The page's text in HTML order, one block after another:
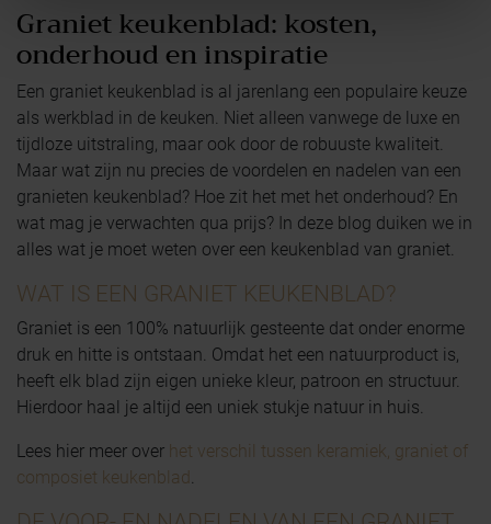
Graniet keukenblad: kosten,
onderhoud en inspiratie
Een graniet keukenblad is al jarenlang een populaire keuze
als werkblad in de keuken. Niet alleen vanwege de luxe en
tijdloze uitstraling, maar ook door de robuuste kwaliteit.
Maar wat zijn nu precies de voordelen en nadelen van een
granieten keukenblad? Hoe zit het met het onderhoud? En
wat mag je verwachten qua prijs? In deze blog duiken we in
alles wat je moet weten over een keukenblad van graniet.
WAT IS EEN GRANIET KEUKENBLAD?
Graniet is een 100% natuurlijk gesteente dat onder enorme
druk en hitte is ontstaan. Omdat het een natuurproduct is,
heeft elk blad zijn eigen unieke kleur, patroon en structuur.
Hierdoor haal je altijd een uniek stukje natuur in huis.
Lees hier meer over het verschil tussen keramiek, graniet of
composiet keukenblad.